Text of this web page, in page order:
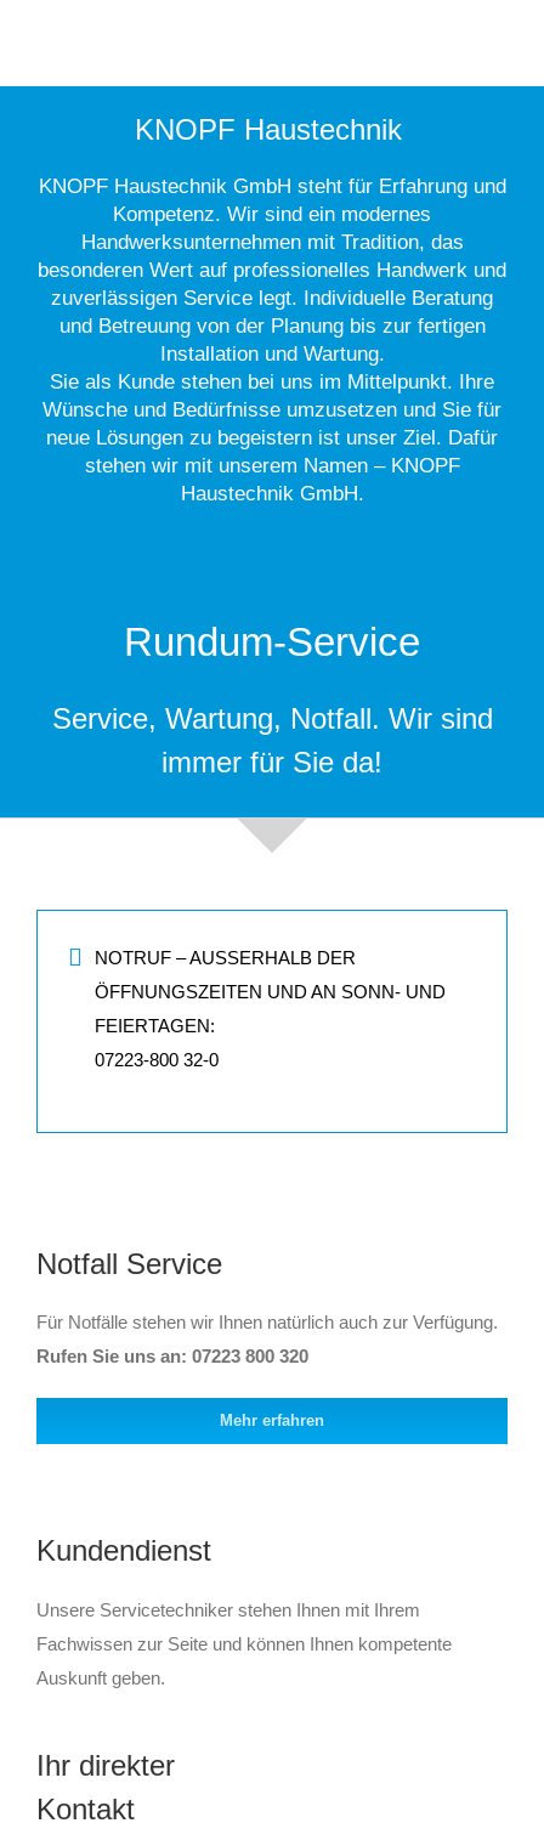
KNOPF Haustechnik
KNOPF Haustechnik GmbH steht für Erfahrung und
Kompetenz. Wir sind ein modernes
Handwerksunternehmen mit Tradition, das
besonderen Wert auf professionelles Handwerk und
zuverlässigen Service legt. Individuelle Beratung
und Betreuung von der Planung bis zur fertigen
Installation und Wartung.
Sie als Kunde stehen bei uns im Mittelpunkt. Ihre
Wünsche und Bedürfnisse umzusetzen und Sie für
neue Lösungen zu begeistern ist unser Ziel. Dafür
stehen wir mit unserem Namen – KNOPF
Haustechnik GmbH.
Rundum-Service
Service, Wartung, Notfall. Wir sind
immer für Sie da!
NOTRUF – AUSSERHALB DER Ö
FFNUNGSZEITEN UND AN SONN- UND F
EIERTAGEN:
07223-800 32-0
Notfall Service
Für Notfälle stehen wir Ihnen natürlich auch zur Verfügung.
Rufen Sie uns an: 07223 800 320
Mehr erfahren
Kundendienst
Unsere Servicetechniker stehen Ihnen mit Ihrem
Fachwissen zur Seite und können Ihnen kompetente
Auskunft geben.
Ihr direkter
Kontakt